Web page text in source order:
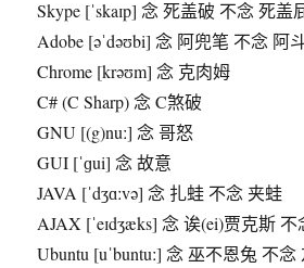
Skype [ˈskaɪp] 念 死盖破 不念 死盖
Adobe [əˈdəʊbi] 念 阿兜笔 不念 阿
Chrome [krəʊm] 念 克肉姆
C# (C Sharp) 念 C煞破
GNU [(g)nuː] 念 哥怒
GUI [ˈɡui] 念 故意
JAVA [ˈdʒɑːvə] 念 扎蛙 不念 夹蛙
AJAX [ˈeɪdʒæks] 念 诶(ei)贾克斯
Ubuntu [uˈbuntuː] 念 巫不恩兔 不念